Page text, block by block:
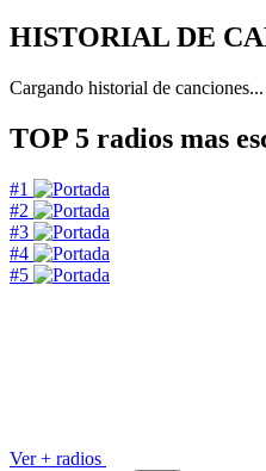
HISTORIAL DE
Cargando historial de canciones...
TOP 5 radios mas
#1
#2
#3
#4
#5
Ver + radios